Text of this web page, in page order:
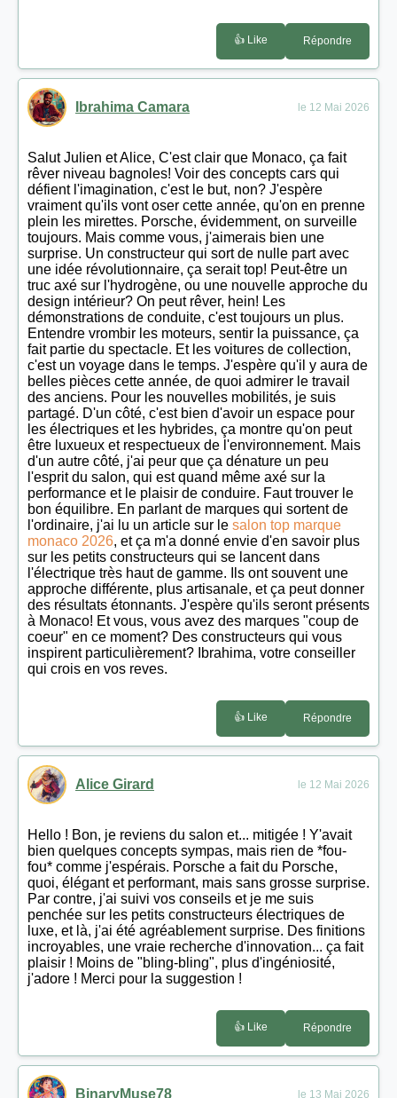
👍 Like Répondre
Ibrahima Camara le 12 Mai 2026
Salut Julien et Alice, C'est clair que Monaco, ça fait
rêver niveau bagnoles! Voir des concepts cars qui
défient l'imagination, c'est le but, non? J'espère
vraiment qu'ils vont oser cette année, qu'on en prenne
plein les mirettes. Porsche, évidemment, on surveille
toujours. Mais comme vous, j'aimerais bien une
surprise. Un constructeur qui sort de nulle part avec
une idée révolutionnaire, ça serait top! Peut-être un
truc axé sur l'hydrogène, ou une nouvelle approche du
design intérieur? On peut rêver, hein! Les
démonstrations de conduite, c'est toujours un plus.
Entendre vrombir les moteurs, sentir la puissance, ça
fait partie du spectacle. Et les voitures de collection,
c'est un voyage dans le temps. J'espère qu'il y aura de
belles pièces cette année, de quoi admirer le travail
des anciens. Pour les nouvelles mobilités, je suis
partagé. D'un côté, c'est bien d'avoir un espace pour
les électriques et les hybrides, ça montre qu'on peut
être luxueux et respectueux de l'environnement. Mais
d'un autre côté, j'ai peur que ça dénature un peu
l'esprit du salon, qui est quand même axé sur la
performance et le plaisir de conduire. Faut trouver le
bon équilibre. En parlant de marques qui sortent de
l'ordinaire, j'ai lu un article sur le salon top marque
monaco 2026, et ça m'a donné envie d'en savoir plus
sur les petits constructeurs qui se lancent dans
l'électrique très haut de gamme. Ils ont souvent une
approche différente, plus artisanale, et ça peut donner
des résultats étonnants. J'espère qu'ils seront présents
à Monaco! Et vous, vous avez des marques "coup de
coeur" en ce moment? Des constructeurs qui vous
inspirent particulièrement? Ibrahima, votre conseiller
qui crois en vos reves.
👍 Like Répondre
Alice Girard le 12 Mai 2026
Hello ! Bon, je reviens du salon et... mitigée ! Y'avait
bien quelques concepts sympas, mais rien de *fou-
fou* comme j'espérais. Porsche a fait du Porsche,
quoi, élégant et performant, mais sans grosse surprise.
Par contre, j'ai suivi vos conseils et je me suis
penchée sur les petits constructeurs électriques de
luxe, et là, j'ai été agréablement surprise. Des finitions
incroyables, une vraie recherche d'innovation... ça fait
plaisir ! Moins de "bling-bling", plus d'ingéniosité,
j'adore ! Merci pour la suggestion !
👍 Like Répondre
BinaryMuse78 le 13 Mai 2026